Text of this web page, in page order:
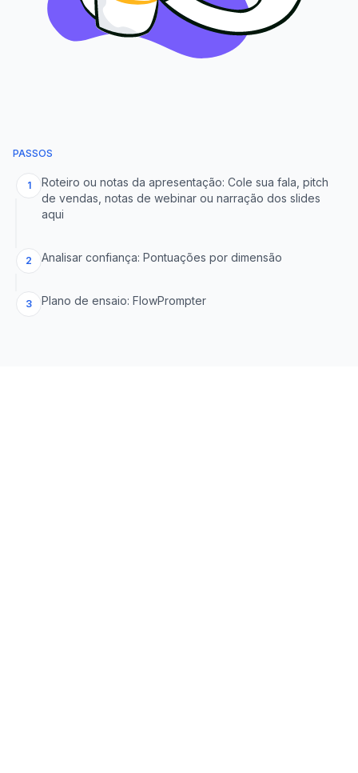
PASSOS
1
Roteiro ou notas da apresentação: Cole sua fala, pitch
de vendas, notas de webinar ou narração dos slides
aqui
2 Analisar confiança: Pontuações por dimensão
3 Plano de ensaio: FlowPrompter